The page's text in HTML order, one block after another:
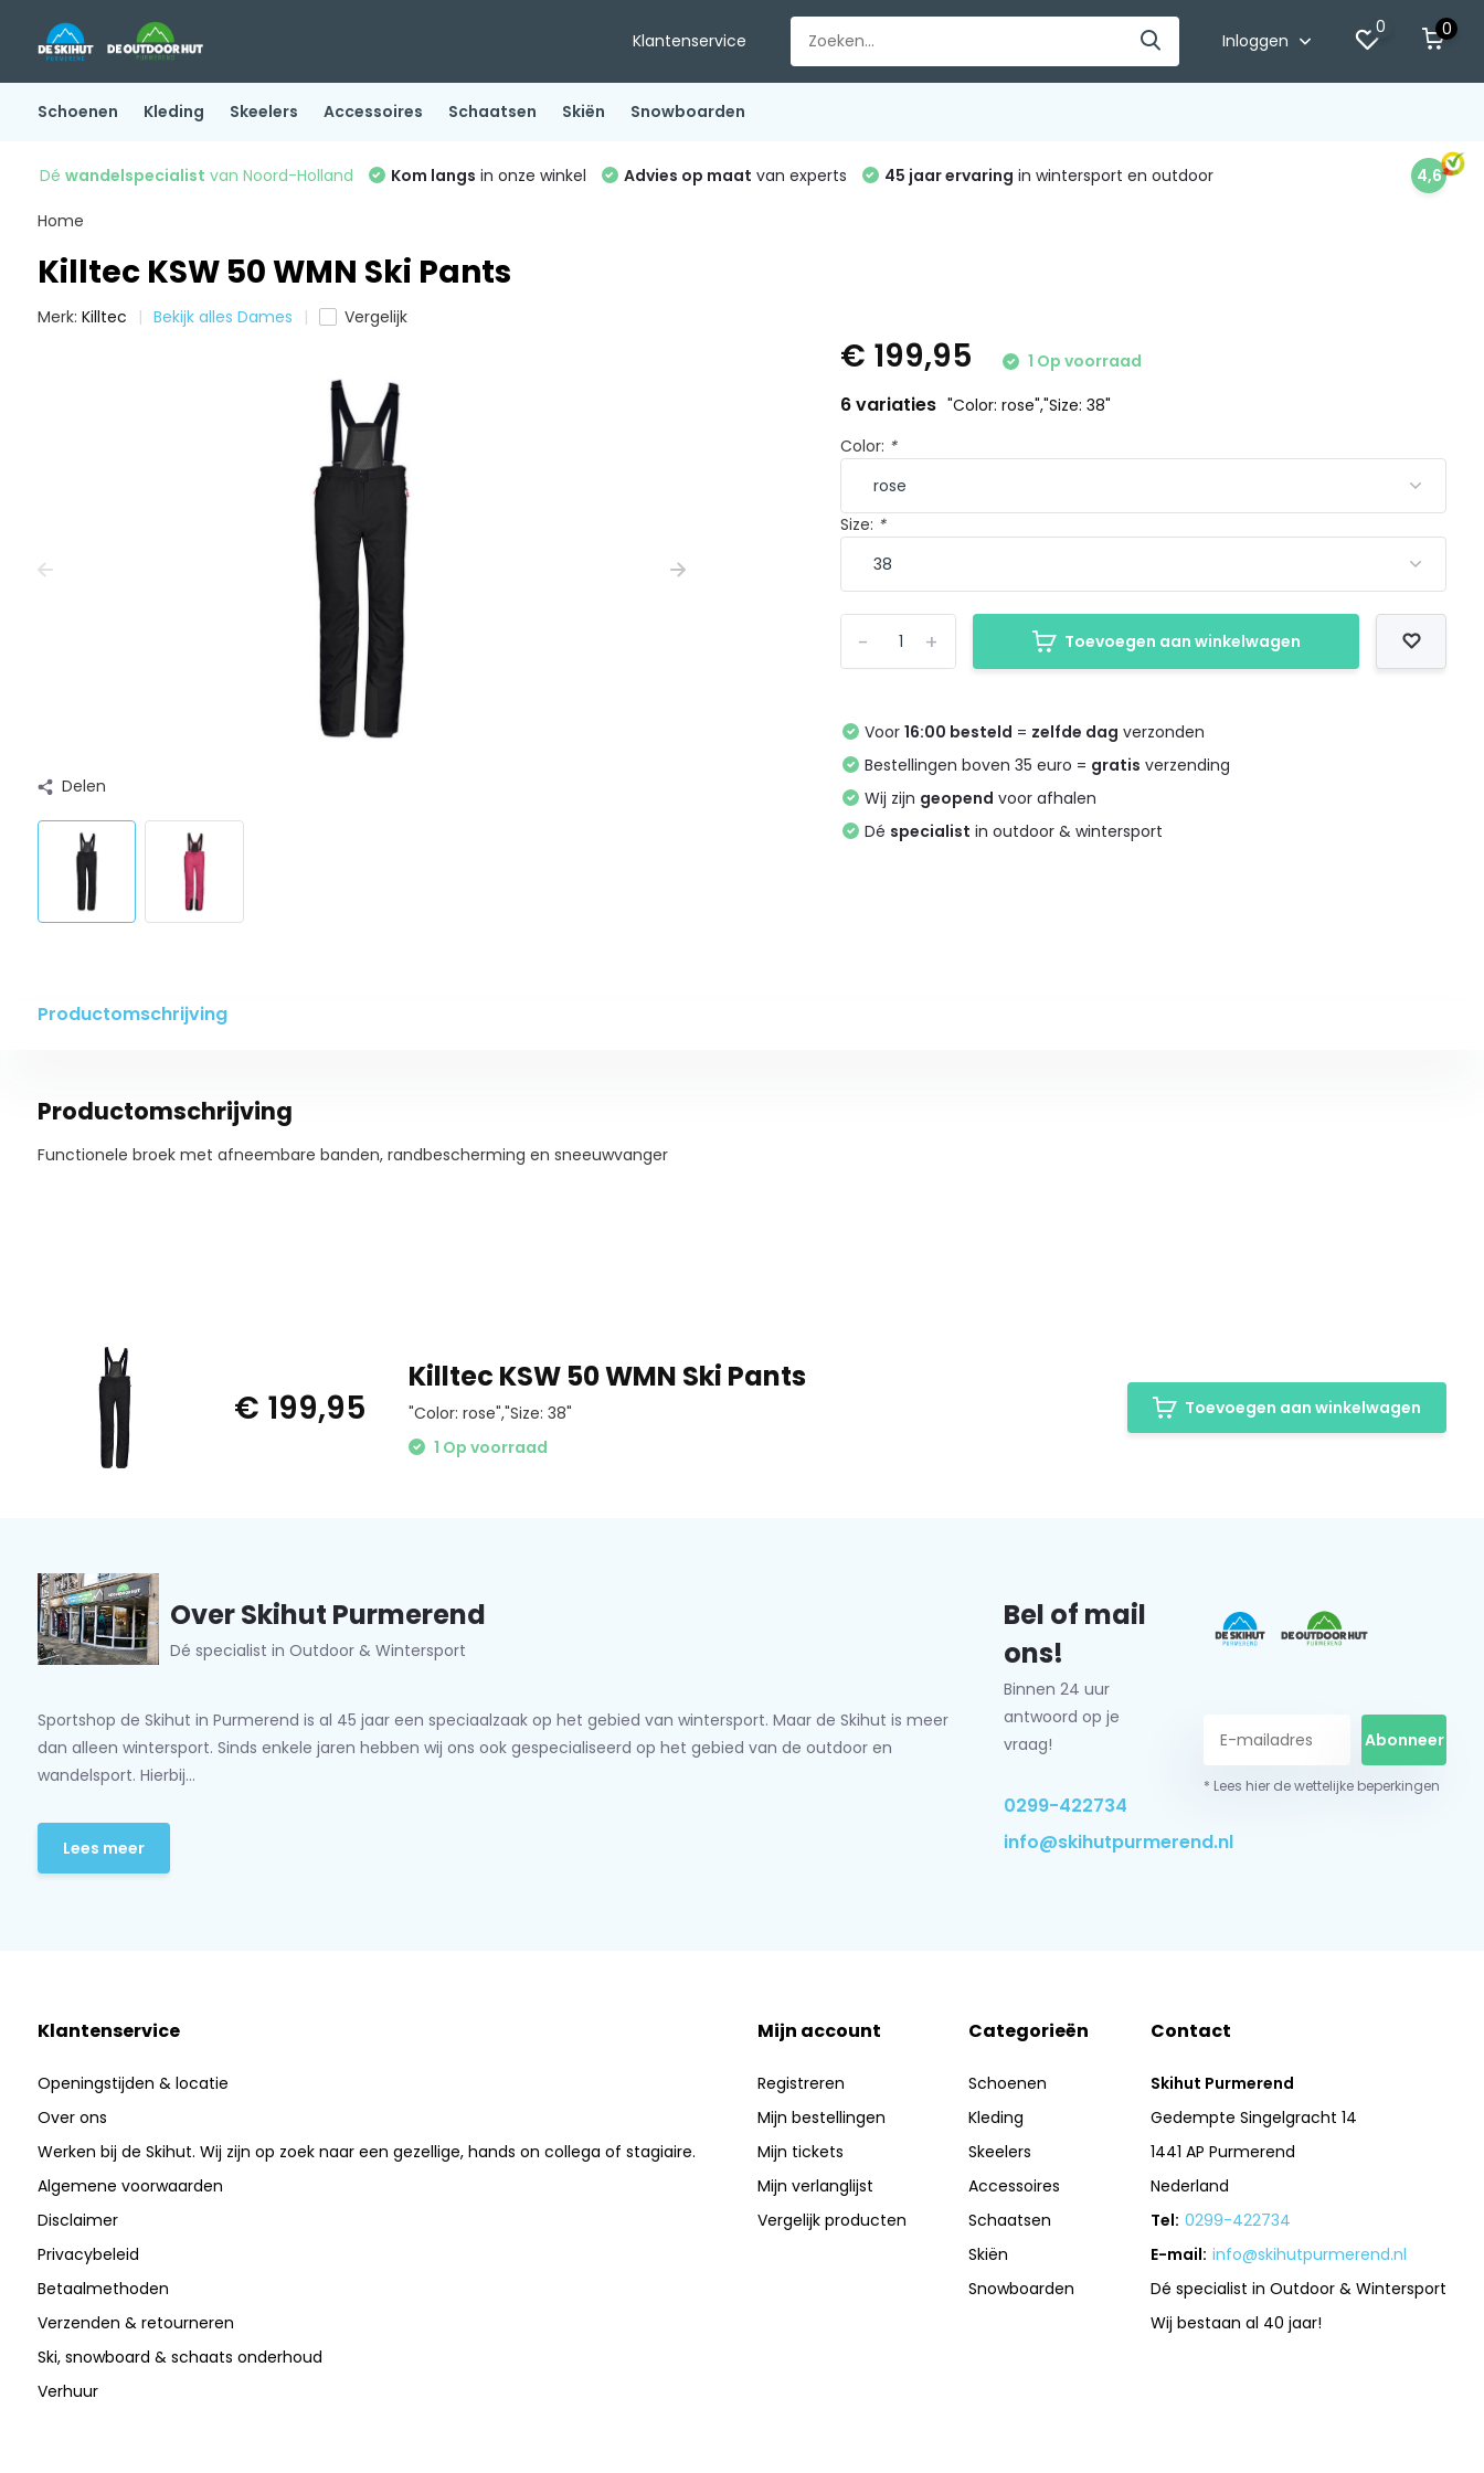
Klantenservice Inloggen
0 0
Schoenen Kleding Skeelers Accessoires Schaatsen Skiën Snowboarden
Dé wandelspecialist van Noord-Holland Kom langs in onze winkel Advies op maat van experts 45 jaar ervaring in wintersport en outdoor 4,6
Home
Killtec KSW 50 WMN Ski Pants
Merk: Killtec Bekijk alles Dames Vergelijk
Delen
€ 199,95 1 Op voorraad
6 variaties "Color: rose","Size: 38"
Color: *
Size: *
+
- Toevoegen aan winkelwagen
Voor16:00 besteld = zelfde dag verzonden
Bestellingen boven 35 euro = gratis verzending
Wij zijn geopend voor afhalen
Dé specialist in outdoor & wintersport
Productomschrijving
Productomschrijving
Functionele broek met afneembare banden, randbescherming en sneeuwvanger
€ 199,95
Killtec KSW 50 WMN Ski Pants
"Color: rose","Size: 38"
1 Op voorraad
Toevoegen aan winkelwagen
Over Skihut Purmerend
Dé specialist in Outdoor & Wintersport
Sportshop de Skihut in Purmerend is al 45 jaar een speciaalzaak op het gebied van wintersport. Maar de Skihut is meer
dan alleen wintersport. Sinds enkele jaren hebben wij ons ook gespecialiseerd op het gebied van de outdoor en
wandelsport. Hierbij...
Lees meer
Bel of mail
ons!
Binnen 24 uur
antwoord op je
vraag!
0299-422734
info@skihutpurmerend.nl
Abonneer
* Lees hier de wettelijke beperkingen
Klantenservice
Openingstijden & locatie
Over ons
Werken bij de Skihut. Wij zijn op zoek naar een gezellige, hands on collega of stagiaire.
Algemene voorwaarden
Disclaimer
Privacybeleid
Betaalmethoden
Verzenden & retourneren
Ski, snowboard & schaats onderhoud
Verhuur
Mijn account
Registreren
Mijn bestellingen
Mijn tickets
Mijn verlanglijst
Vergelijk producten
Categorieën
Schoenen
Kleding
Skeelers
Accessoires
Schaatsen
Skiën
Snowboarden
Contact
Skihut Purmerend
Gedempte Singelgracht 14
1441 AP Purmerend
Nederland
Tel: 0299-422734
E-mail: info@skihutpurmerend.nl
Dé specialist in Outdoor & Wintersport
Wij bestaan al 40 jaar!